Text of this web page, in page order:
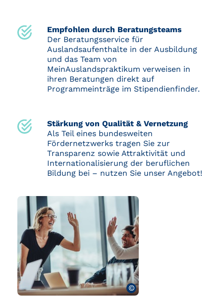
Empfohlen durch Beratungsteams
Der Beratungsservice für
Auslandsaufenthalte in der Ausbildung
und das Team von
MeinAuslandspraktikum verweisen in
ihren Beratungen direkt auf
Programmeinträge im Stipendienfinder.
Stärkung von Qualität & Vernetzung
Als Teil eines bundesweiten
Fördernetzwerks tragen Sie zur
Transparenz sowie Attraktivität und
Internationalisierung der beruflichen
Bildung bei – nutzen Sie unser Angebot!
©